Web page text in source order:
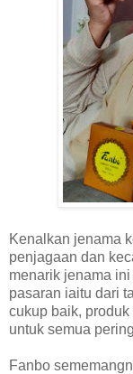
Kenalkan jenama
penjagaan dan
menarik jenama
pasaran iaitu dari
cukup baik,
untuk semua
Fanbo